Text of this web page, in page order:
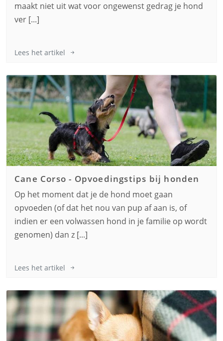
maakt niet uit wat voor ongewenst gedrag je hond
ver [...]
Lees het artikel
Cane Corso - Opvoedingstips bij honden
Op het moment dat je de hond moet gaan
opvoeden (of dat het nou van pup af aan is, of
indien er een volwassen hond in je familie op wordt
genomen) dan z [...]
Lees het artikel